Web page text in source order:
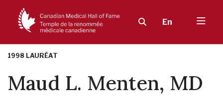
En
1998 LAURÉAT
Maud L. Menten, MD